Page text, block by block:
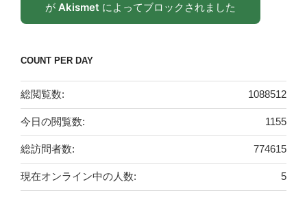
が Akismet によってブロックされました
COUNT PER DAY
1088512
総閲覧数:
1155
今日の閲覧数:
774615
総訪問者数:
5
現在オンライン中の人数: